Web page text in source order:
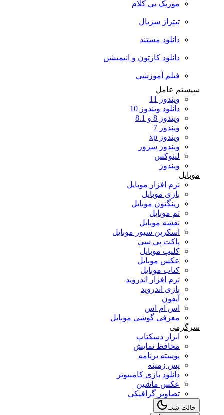
موزیک بی کلام
تیتراژ سریال
دانلود مستند
دانلود کارتون و انیمیشن
فیلم آموزشی
سیستم عامل
ویندوز 11
دانلود ویندوز 10
ویندوز 8 و 8.1
ویندوز 7
ویندوز xp
ویندوز سرور
لینوکس
ویندوز
موبایل
نرم افزار موبایل
بازی موبایل
رینگتون موبایل
تم موبایل
نقشه موبایل
اسکرین سیور موبایل
پاکت پی سی
کلیپ موبایل
عکس موبایل
کتاب موبایل
نرم افزار اندروید
بازی اندروید
آیفون
اس ام اس
معرفی گوشی موبایل
سرگرمی
ابزار دسکتاپ
محافظ نمایش
پوسته برنامه
پس زمینه
دانلود بازی کامپیوتر
عکس ماشین
تصاویر گرافیکی
حالت شب